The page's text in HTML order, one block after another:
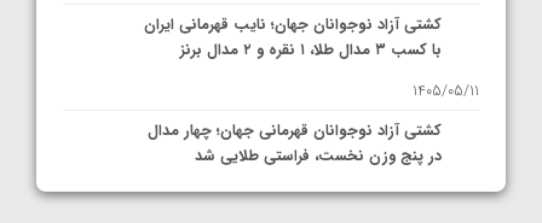
کشتی آزاد نوجوانان جهان؛ نایب قهرمانی ایران
با کسب ۳ مدال طلا، ۱ نقره و ۲ مدال برنز
1405/05/11
کشتی آزاد نوجوانان قهرمانی جهان؛ چهار مدال
در پنج وزن نخست، فراستی طلایی شد
1405/05/11